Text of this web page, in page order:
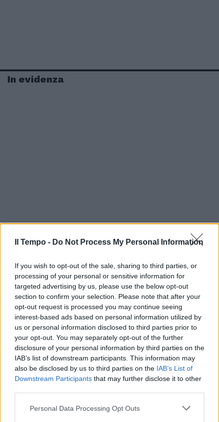
Il Tempo - Do Not Process My Personal Information
If you wish to opt-out of the sale, sharing to third parties, or
processing of your personal or sensitive information for
targeted advertising by us, please use the below opt-out
section to confirm your selection. Please note that after your
opt-out request is processed you may continue seeing
interest-based ads based on personal information utilized by
us or personal information disclosed to third parties prior to
your opt-out. You may separately opt-out of the further
disclosure of your personal information by third parties on the
IAB’s list of downstream participants. This information may
also be disclosed by us to third parties on the IAB’s List of
Downstream Participants that may further disclose it to other
Personal Data Processing Opt Outs
In evidenza